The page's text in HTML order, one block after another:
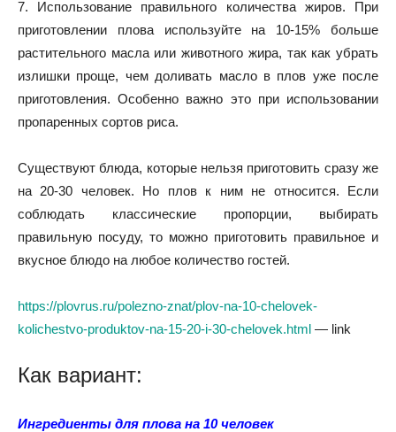
7. Использование правильного количества жиров. При
приготовлении плова используйте на 10-15% больше
растительного масла или животного жира, так как убрать
излишки проще, чем доливать масло в плов уже после
приготовления. Особенно важно это при использовании
пропаренных сортов риса.
Существуют блюда, которые нельзя приготовить сразу же
на 20-30 человек. Но плов к ним не относится. Если
соблюдать классические пропорции, выбирать
правильную посуду, то можно приготовить правильное и
вкусное блюдо на любое количество гостей.
https://plovrus.ru/polezno-znat/plov-na-10-chelovek-
kolichestvo-produktov-na-15-20-i-30-chelovek.html — link
Как вариант:
Ингредиенты для плова на 10 человек